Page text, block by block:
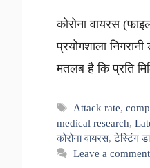
कोरोना वायरस
प्रयोगशाला
मतलब है कि प्रति
Tags
Attack rate,
medical research,
कोरोना वायरस,टेस्टिंग
Leave a comment